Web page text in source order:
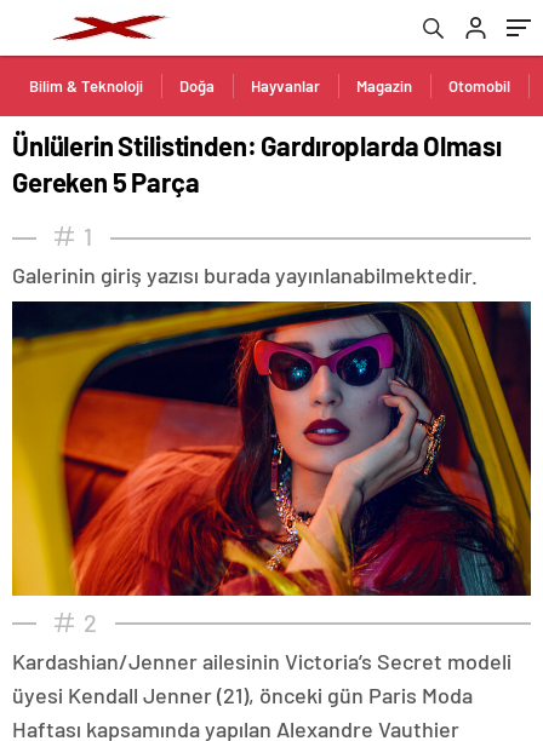
Bilim & Teknoloji Doğa Hayvanlar Magazin Otomobil
Ünlülerin Stilistinden: Gardıroplarda Olması
Gereken 5 Parça
1
Galerinin giriş yazısı burada yayınlanabilmektedir.
2
Kardashian/Jenner ailesinin Victoria’s Secret modeli
üyesi Kendall Jenner (21), önceki gün Paris Moda
Haftası kapsamında yapılan Alexandre Vauthier